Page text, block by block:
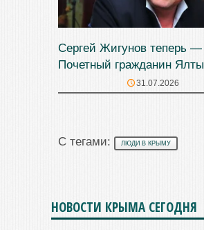
Сергей Жигунов теперь —
Почетный гражданин Ялты
31.07.2026
С тегами: ЛЮДИ В КРЫМУ
НОВОСТИ КРЫМА СЕГОДНЯ